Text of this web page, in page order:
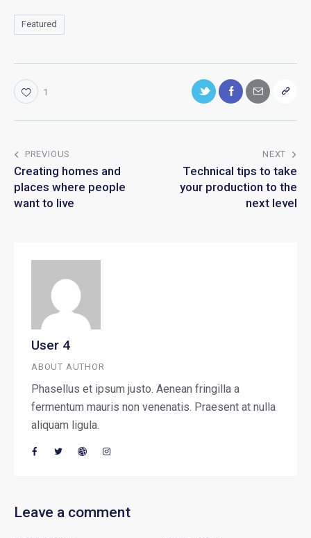
Featured
1
PREVIOUS
Creating homes and
places where people
want to live
NEXT
Technical tips to take
your production to the
next level
User 4
ABOUT AUTHOR
Phasellus et ipsum justo. Aenean fringilla a
fermentum mauris non venenatis. Praesent at nulla
aliquam ligula.
Leave a comment